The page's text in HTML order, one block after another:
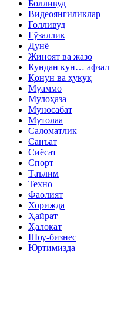
Болливуд
Видеоянгиликлар
Голливуд
Гўзаллик
Дунё
Жиноят ва жазо
Кундан кун… афзал
Қонун ва ҳуқуқ
Муаммо
Мулоҳаза
Муносабат
Мутолаа
Саломатлик
Санъат
Сиёсат
Спорт
Таълим
Техно
Фаолият
Хорижда
Ҳайрат
Ҳалокат
Шоу-бизнес
Юртимизда